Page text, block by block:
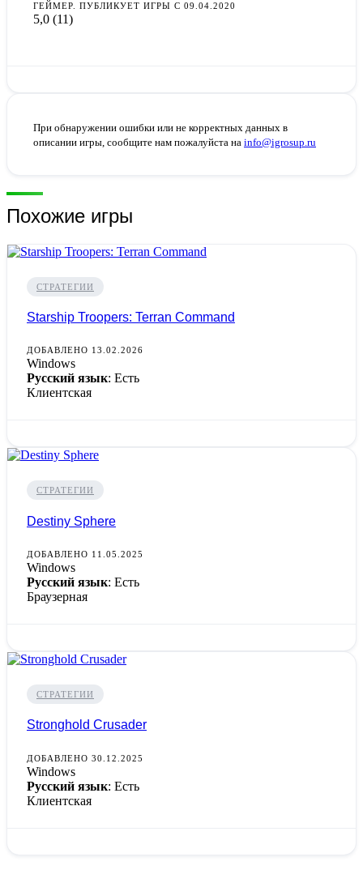
ГЕЙМЕР. ПУБЛИКУЕТ ИГРЫ С 09.04.2020
5,0 (11)
При обнаружении ошибки или не корректных данных в
описании игры, сообщите нам пожалуйста на info@igrosup.ru
Похожие игры
СТРАТЕГИИ
Starship Troopers: Terran Command
ДОБАВЛЕНО 13.02.2026
Windows
Русский язык: Есть
Клиентская
СТРАТЕГИИ
Destiny Sphere
ДОБАВЛЕНО 11.05.2025
Windows
Русский язык: Есть
Браузерная
СТРАТЕГИИ
Stronghold Crusader
ДОБАВЛЕНО 30.12.2025
Windows
Русский язык: Есть
Клиентская